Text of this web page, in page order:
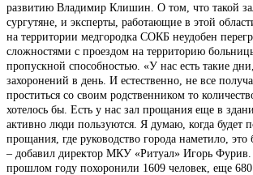
развитию Владимир Клишин. О том, что такой
сургутяне, и эксперты, работающие в этой
на территории медгородка СОКБ неудобен
сложностями с проездом на территорию
пропускной способностью. «У нас есть такие
захоронений в день. И естественно, не все
проститься со своим родственником то
хотелось бы. Есть у нас зал прощания еще в
активно люди пользуются. Я думаю, когда будет
прощания, где руководство города наметило, это
– добавил директор МКУ «Ритуал» Игорь Фурив.
прошлом году похоронили 1609 человек, еще